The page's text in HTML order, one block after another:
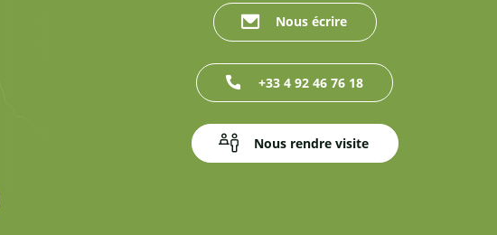
Nous écrire
+33 4 92 46 76 18
Nous rendre visite